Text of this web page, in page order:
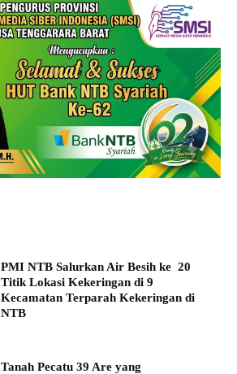
PMI NTB Salurkan Air Besih ke 20
Titik Lokasi Kekeringan di 9
Kecamatan Terparah Kekeringan di
NTB
Tanah Pecatu 39 Are yang